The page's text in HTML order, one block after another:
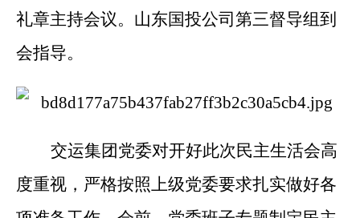
礼章主持会议。山东国投公司第三督导组到
会指导。
交运集团党委对开好此次民主生活会高
度重视，严格按照上级党委要求扎实做好各